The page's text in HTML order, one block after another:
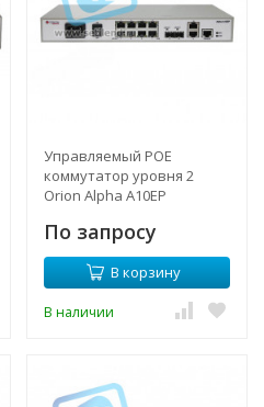
Управляемый POE
коммутатор уровня 2
Orion Alpha A10EP
По запросу
В корзину
В наличии